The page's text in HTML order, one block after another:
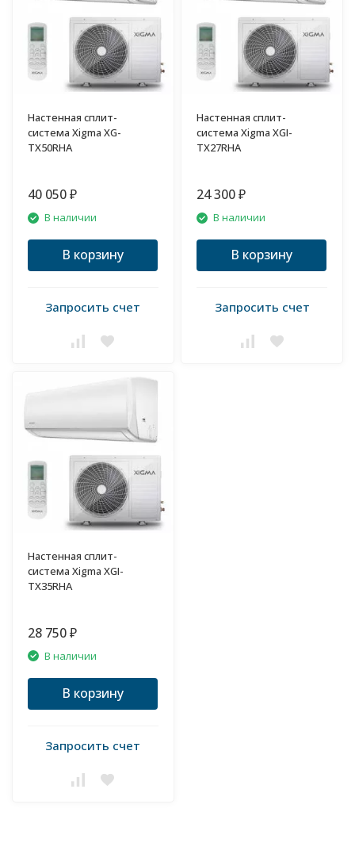
Настенная сплит-
система Xigma XG-
TX50RHA
40 050 ₽
В наличии
В корзину
Запросить счет
Настенная сплит-
система Xigma XGI-
TX27RHA
24 300 ₽
В наличии
В корзину
Запросить счет
Настенная сплит-
система Xigma XGI-
TX35RHA
28 750 ₽
В наличии
В корзину
Запросить счет